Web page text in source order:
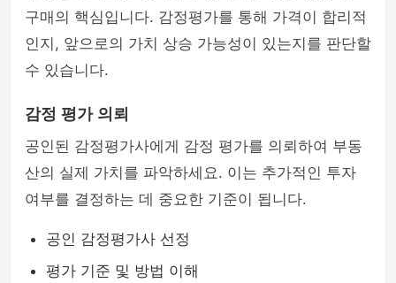
구매의 핵심입니다. 감정평가를 통해 가격이 합리적
인지, 앞으로의 가치 상승 가능성이 있는지를 판단할
수 있습니다.
감정 평가 의뢰
공인된 감정평가사에게 감정 평가를 의뢰하여 부동
산의 실제 가치를 파악하세요. 이는 추가적인 투자
여부를 결정하는 데 중요한 기준이 됩니다.
공인 감정평가사 선정
평가 기준 및 방법 이해